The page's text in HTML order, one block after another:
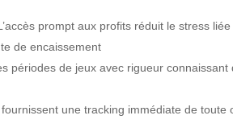
prompt aux profits réduit le stress
de encaissement
périodes de jeux avec rigueur
une tracking immédiate de toute